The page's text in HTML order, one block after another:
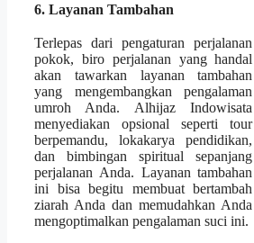
6. Layanan Tambahan
Terlepas dari pengaturan perjalanan
pokok, biro perjalanan yang handal
akan tawarkan layanan tambahan
yang mengembangkan pengalaman
umroh Anda. Alhijaz Indowisata
menyediakan opsional seperti tour
berpemandu, lokakarya pendidikan,
dan bimbingan spiritual sepanjang
perjalanan Anda. Layanan tambahan
ini bisa begitu membuat bertambah
ziarah Anda dan memudahkan Anda
mengoptimalkan pengalaman suci ini.